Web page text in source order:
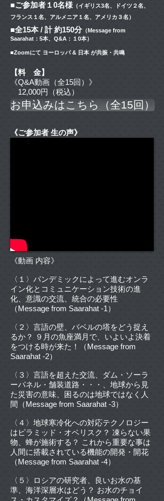
■ご参加者１0名様 （イギリス3名、ドイツ２名、
フランス１名、アルメニア１名、アメリカ３名）
■全15本 / 計 約150分 （Message from
Saarahat：5本、Q&A：１0本）
■Zoomにて ヨーロッパ & 日本 が共振・共鳴
【料 金】
《Q&A動画（全15回）》
12,000円（税込）
お申込みはこちら（全15回）
《ご参加者 生の声》
《動画 内容》
〈１〉パンデミックによって進むオンラ
イン化とコミュニケーション技術の進
化、意識の交流、統合の必要性
（Message from Saarahat -1）
〈２〉言語の壁、バベルの塔をどう捉え
るか？ ９月の魚座満月で、いよいよ決着
をつける時が来た！（Message from
Saarahat -2）
〈３〉言語を超えた交流、ダム・ソーラ
ーパネル・舗装道路・・・、地球から見
た災害の意味、困るのは地球ではなく人
間（Message from Saarahat -3）
〈４〉地球寒冷化への対応テクノロジー
はピラミッド・オベリスク？ 凍らない果
物、蜂が施術する？ これから重要な事は
人間に搭載されている機能の開発・開花
（Message from Saarahat -4）
〈５〉ロシアの研究者、良いお水の基
準、海洋深層水はどう？ お水のチョイ